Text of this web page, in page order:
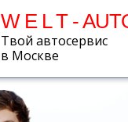
W E L T -
Твой автосервис
в Москве